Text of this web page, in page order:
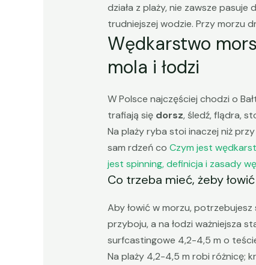
działa z plaży, nie zawsze
trudniejszej wodzie. Przy morzu
Wędkarstwo
mola i łodzi
W Polsce najczęściej chodzi o
trafiają się dorsz, śledź, flądra,
Na plaży ryba stoi inaczej niż
sam rdzeń co Czym jest
jest spinning, definicja i zasady
Co trzeba mieć, żeby
Aby łowić w morzu,
przyboju, a na łodzi ważniejsza
surfcastingowe 4,2-4,5 m o
Na plaży 4,2-4,5 m robi różnicę;